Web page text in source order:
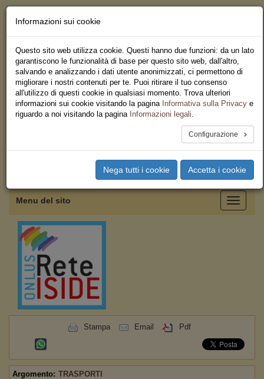
Servizi
Iscriviti
Ricerca
Area Stampa
Privacy
Coordinamento Provinciale
Toggle
Menu del sito
Stampa Email Pdf
Argomento: TRASPORTI
Informazioni sui cookie
Questo sito web utilizza cookie. Questi hanno due funzioni: da un lato
garantiscono le funzionalità di base per questo sito web, dall'altro,
salvando e analizzando i dati utente anonimizzati, ci permettono di
migliorare i nostri contenuti per te. Puoi ritirare il tuo consenso
all'utilizzo di questi cookie in qualsiasi momento. Trova ulteriori
informazioni sui cookie visitando la pagina Informativa sulla Privacy e
riguardo a noi visitando la pagina Informazioni legali.
Configurazione
Nega tutti i cookie Accetta i cookie